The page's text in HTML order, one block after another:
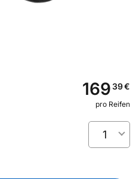
16939€
pro Reifen
1